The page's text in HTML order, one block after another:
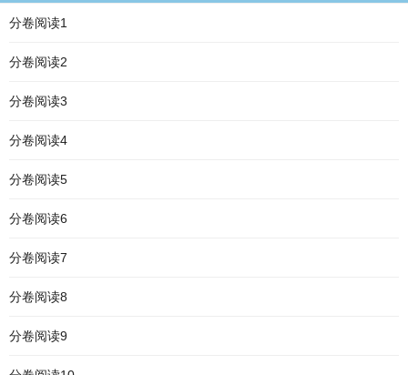
分卷阅读1
分卷阅读2
分卷阅读3
分卷阅读4
分卷阅读5
分卷阅读6
分卷阅读7
分卷阅读8
分卷阅读9